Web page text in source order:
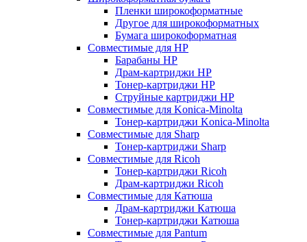
Пленки широкоформатные
Другое для широкоформатных
Бумага широкоформатная
Совместимые для HP
Барабаны HP
Драм-картриджи HP
Тонер-картриджи HP
Струйные картриджи HP
Совместимые для Konica-Minolta
Тонер-картриджи Konica-Minolta
Совместимые для Sharp
Тонер-картриджи Sharp
Совместимые для Ricoh
Тонер-картриджи Ricoh
Драм-картриджи Ricoh
Совместимые для Катюша
Драм-картриджи Катюша
Тонер-картриджи Катюша
Совместимые для Pantum